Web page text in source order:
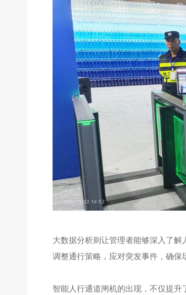
大数据分析则让管理者能够深入了
调整通行策略，应对突发事件，确保
智能人行通道闸机的出现，不仅提